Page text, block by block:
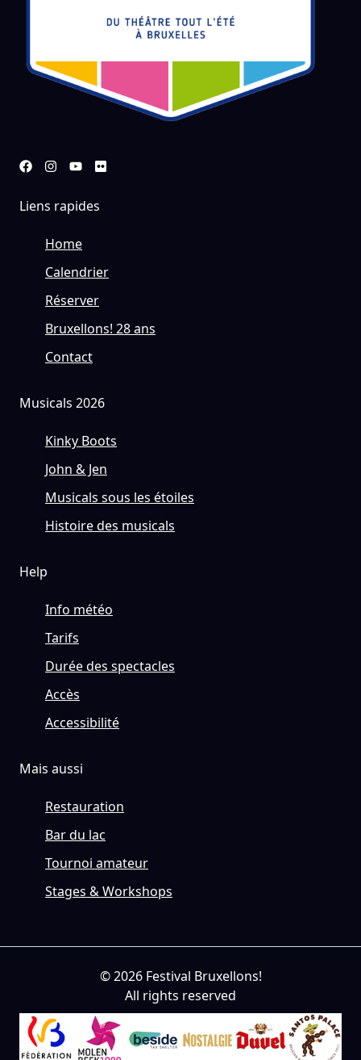
Liens rapides
Home
Calendrier
Réserver
Bruxellons! 28 ans
Contact
Musicals 2026
Kinky Boots
John & Jen
Musicals sous les étoiles
Histoire des musicals
Help
Info météo
Tarifs
Durée des spectacles
Accès
Accessibilité
Mais aussi
Restauration
Bar du lac
Tournoi amateur
Stages & Workshops
© 2026 Festival Bruxellons!
All rights reserved